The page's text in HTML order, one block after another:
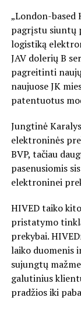
„London-
pagrįstu siuntų
logistiką
JAV dolerių B
pagreitinti
naujuose JK
patentuotus
Jungtinė
elektroninės
BVP, tačiau
pasenusiomis
elektroninei
HIVED taiko
pristatymo
prekybai.
laiko duomenis
sujungtų
galutinius
pradžios iki